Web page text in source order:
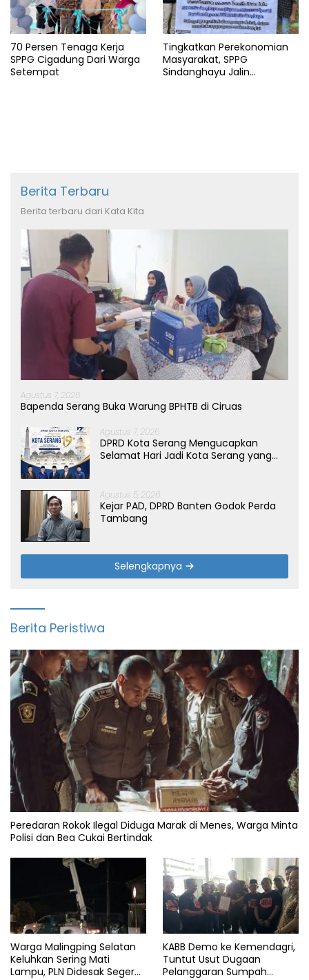
70 Persen Tenaga Kerja
SPPG Cigadung Dari Warga
Setempat
Tingkatkan Perekonomian
Masyarakat, SPPG
Sindanghayu Jalin
Berita Terbaru
Berita terbaru dari Kata Kita
Agustus 7, 2026
Bapenda Serang Buka Warung BPHTB di Ciruas
Agustus 7, 2026
DPRD Kota Serang Mengucapkan
Selamat Hari Jadi Kota Serang yang
Agustus 5, 2026
Kejar PAD, DPRD Banten Godok Perda
Tambang
Selengkapnya
Berita Peristiwa
Peredaran Rokok Ilegal Diduga Marak di Menes, Warga Minta
Polisi dan Bea Cukai Bertindak
Warga Malingping Selatan
Keluhkan Sering Mati
Lampu, PLN Didesak Segera
KABB Demo ke Kemendagri,
Tuntut Usut Dugaan
Pelanggaran Sumpah